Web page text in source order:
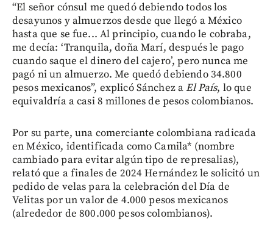
“El señor cónsul me quedó debiendo todos los
desayunos y almuerzos desde que llegó a México
hasta que se fue... Al principio, cuando le cobraba,
me decía: ‘Tranquila, doña Marí, después le pago
cuando saque el dinero del cajero’, pero nunca me
pagó ni un almuerzo. Me quedó debiendo 34.800
pesos mexicanos”, explicó Sánchez aEl País, lo que
equivaldría a casi 8 millones de pesos colombianos.
Por su parte, una comerciante colombiana radicada
en México, identificada como Camila* (nombre
cambiado para evitar algún tipo de represalias),
relató que a finales de 2024 Hernández le solicitó un
pedido de velas para la celebración del Día de
Velitas por un valor de 4.000 pesos mexicanos
(alrededor de 800.000 pesos colombianos).